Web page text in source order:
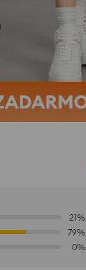
21%
79%
0%